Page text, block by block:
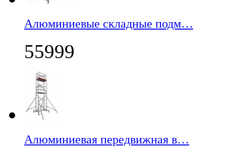
Алюминиевые складные подм…
55999
Алюминиевая передвижная в…